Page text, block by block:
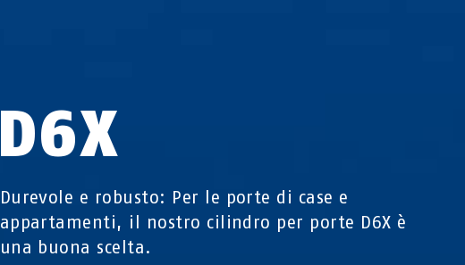
D6X
Durevole e robusto: Per le porte di case e
appartamenti, il nostro cilindro per porte D6X è
una buona scelta.